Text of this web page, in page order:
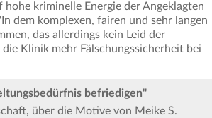
kriminelle Energie der Angeklagten
dem komplexen, fairen und sehr langen
das allerdings kein Leid der
Klinik mehr Fälschungssicherheit bei
befriedigen"
über die Motive von Meike S.